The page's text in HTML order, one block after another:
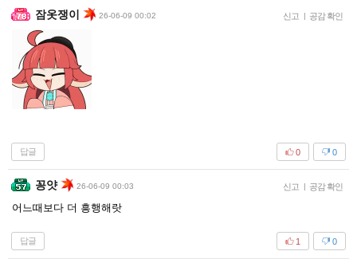
잠옷쟁이 26-06-09 00:02 신고 | 공감 확인
답글 0
0
꽁얏 26-06-09 00:03 신고 | 공감 확인
어느때보다 더 흥행해랏
답글 0
1